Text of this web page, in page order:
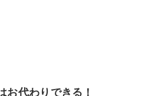
お代わりできる！